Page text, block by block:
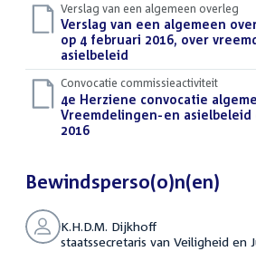
Verslag van een algemeen overleg
Download
bestand:
Verslag van een algemeen
op 4 februari 2016, over
asielbeleid
Convocatie commissieactiviteit
Download
bestand:
4e Herziene convocatie
Vreemdelingen-en asielbeleid
2016(PDF)
Bewindsperso(o)n(en)
K.H.D.M. Dijkhoff
staatssecretaris van Veiligheid en